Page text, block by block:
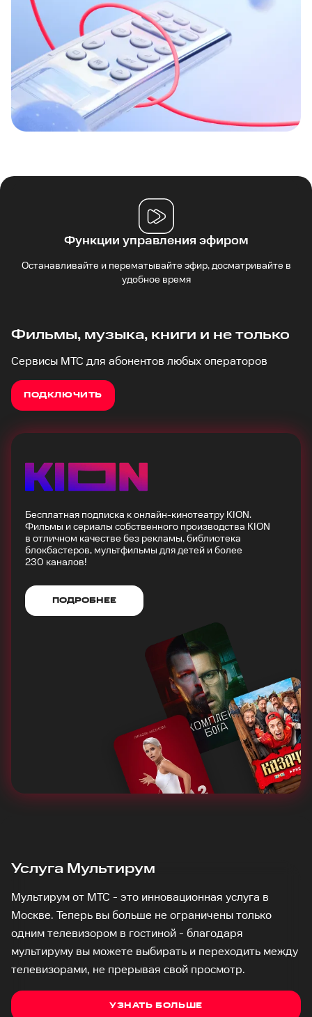
Функции управления эфиром
Останавливайте и перематывайте эфир, досматривайте в
удобное время
Фильмы, музыка, книги и не только
Сервисы МТС для абонентов любых операторов
ПОДКЛЮЧИТЬ
Бесплатная подписка к онлайн-кинотеатру KION.
Фильмы и сериалы собственного производства KION
в отличном качестве без рекламы, библиотека
блокбастеров, мультфильмы для детей и более
230 каналов!
ПОДРОБНЕЕ
Услуга Мультирум
Мультирум от МТС - это инновационная услуга в
Москве. Теперь вы больше не ограничены только
одним телевизором в гостиной - благодаря
мультируму вы можете выбирать и переходить между
телевизорами, не прерывая свой просмотр.
УЗНАТЬ БОЛЬШЕ